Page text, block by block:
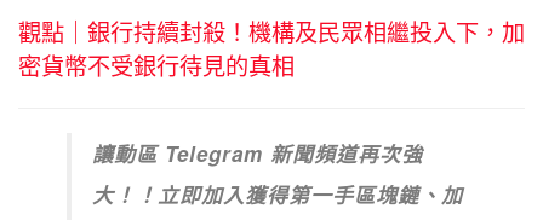
觀點｜銀行持續封殺！機構及民眾相繼投入下，加
密貨幣不受銀行待見的真相
讓動區 Telegram 新聞頻道再次強
大！！立即加入獲得第一手區塊鏈、加